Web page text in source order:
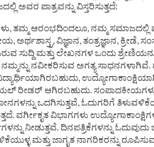
ಅವರ ಪಾತ್ರವನ್ನು ವಿಸ್ತರಿಸುತ್ತದೆ:
ತಮ್ಮ ಆರಂಭದಿಂದಲೂ, ನಮ್ಮ
ಅರ್ಥಶಾಸ್ತ್ರ, ವಿಜ್ಞಾನ, ತಂತ್ರಜ್ಞಾನ, ಕ್ರೀಡೆ,
ಸುದ್ದಿ ಮತ್ತು ಲೇಖನಗಳ ಒಂದು
ನಮ್ಮನ್ನು ನವೀಕರಿಸುವ ಅಗತ್ಯ ಸಾಧನಗಳಾಗಿವೆ.
ರೀಡರ್ ಆಗಿರಬಹುದು.
ಒದಗಿಸುತ್ತವೆ, ಓದುಗರಿಗೆ
ವರ್ಗೀಕೃತ ವಿಭಾಗಗಳು
ನೀಡುತ್ತವೆ. ದಿನಪತ್ರಿಕೆಗಳನ್ನು ಓದುವುದು
ಮತ್ತು ಜಾಗೃತ ನಾಗರಿಕರನ್ನು